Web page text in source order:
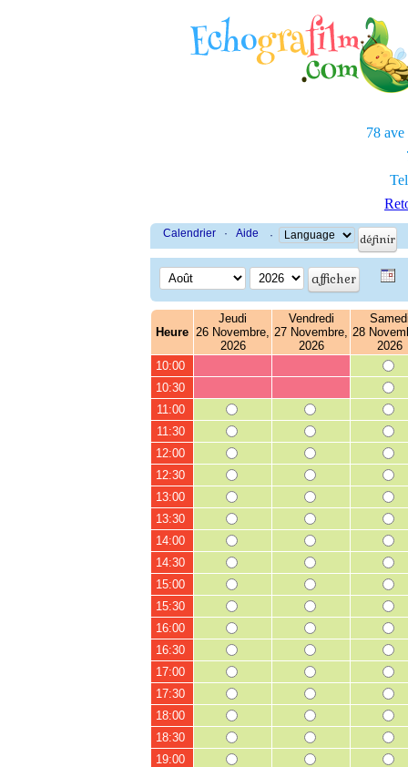
78 ave
Calendrier · Aide ·
Heure
Jeudi
26 Novembre,
2026
Vendredi
27 Novembre,
2026
28
2026
10:00
10:30
11:00
11:30
12:00
12:30
13:00
13:30
14:00
14:30
15:00
15:30
16:00
16:30
17:00
17:30
18:00
18:30
19:00